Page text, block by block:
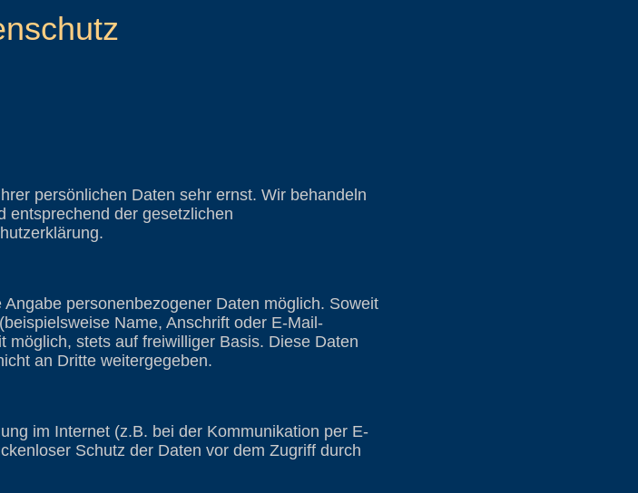
persönlichen Daten sehr ernst. Wir behandeln
entsprechend der gesetzlichen
personenbezogener Daten möglich. Soweit
Name, Anschrift oder E-Mail-
stets auf freiwilliger Basis. Diese Daten
an Dritte weitergegeben.
im Internet (z.B. bei der Kommunikation per E-
Schutz der Daten vor dem Zugriff durch